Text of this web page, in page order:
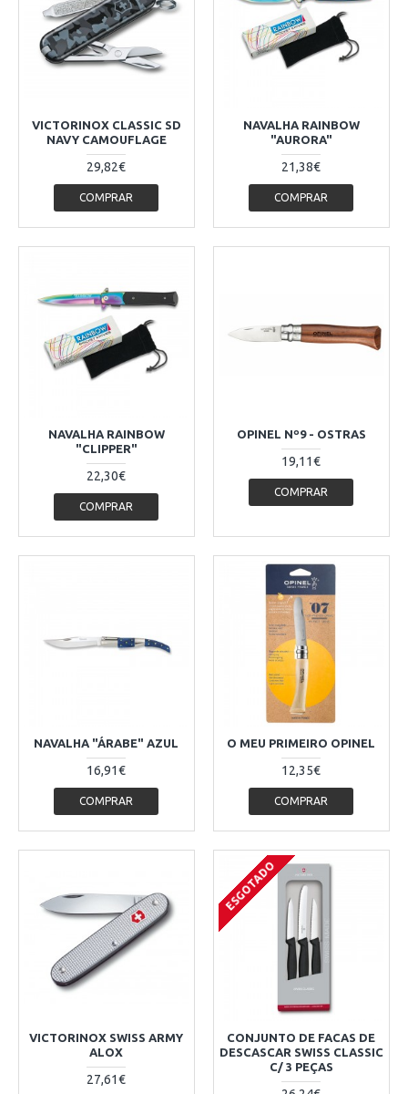
VICTORINOX CLASSIC SD
NAVY CAMOUFLAGE
29,82€
COMPRAR
NAVALHA RAINBOW
"AURORA"
21,38€
COMPRAR
NAVALHA RAINBOW
"CLIPPER"
22,30€
COMPRAR
OPINEL Nº9 - OSTRAS
19,11€
COMPRAR
NAVALHA "ÁRABE" AZUL
16,91€
COMPRAR
O MEU PRIMEIRO OPINEL
12,35€
COMPRAR
VICTORINOX SWISS ARMY
ALOX
27,61€
ESGOTADO
CONJUNTO DE FACAS DE
DESCASCAR SWISS CLASSIC
C/ 3 PEÇAS